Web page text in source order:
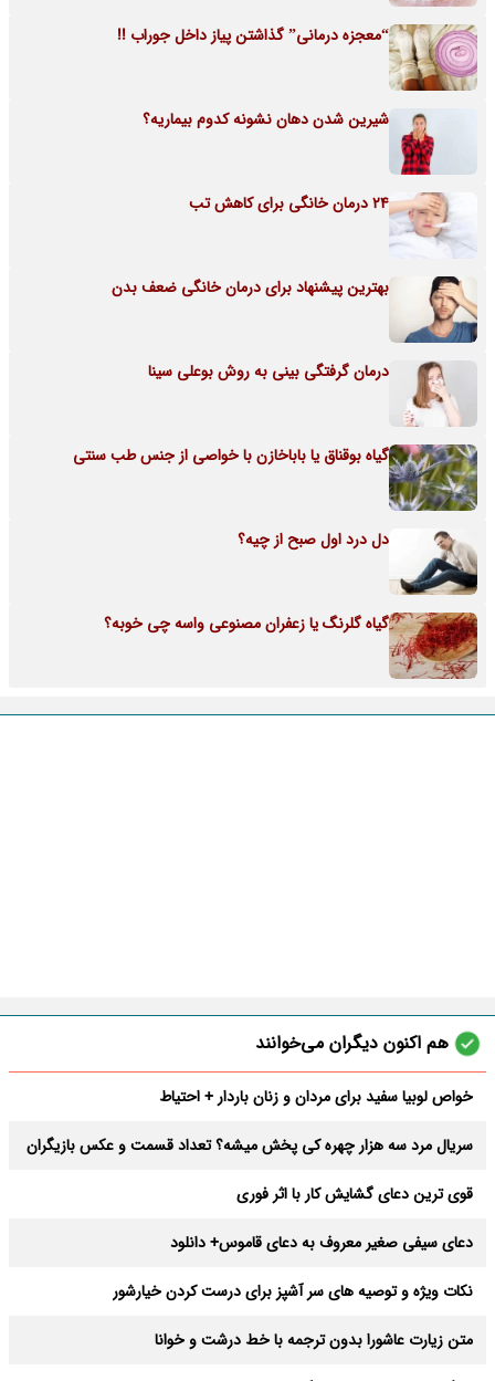
“معجزه درمانی” گذاشتن پیاز داخل جوراب !!
شیرین شدن دهان نشونه کدوم بیماریه؟
24 درمان خانگی برای کاهش تب
بهترین پیشنهاد برای درمان خانگی ضعف بدن
درمان گرفتگی بینی به روش بوعلی سینا
گیاه بوقناق یا باباخازن با خواصی از جنس طب سنتی
دل درد اول صبح از چیه؟
گیاه گلرنگ یا زعفران مصنوعی واسه چی خوبه؟
هم اکنون دیگران می‌خوانند
خواص لوبیا سفید برای مردان و زنان باردار + احتیاط
سریال مرد سه هزار چهره کی پخش میشه؟ تعداد قسمت و عکس بازیگران
قوی ترین دعای گشایش کار با اثر فوری
دعای سیفی صغیر معروف به دعای قاموس+ دانلود
نکات ویژه و توصیه های سر آشپز برای درست کردن خیارشور
متن زیارت عاشورا بدون ترجمه با خط درشت و خوانا